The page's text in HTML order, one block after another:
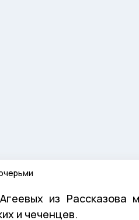
из Рассказова
и чеченцев.